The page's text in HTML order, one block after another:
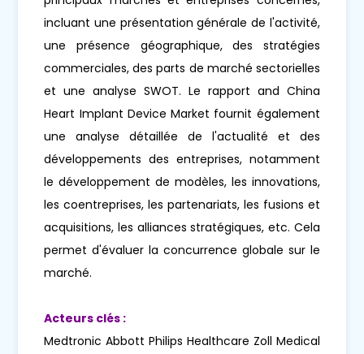
incluant une présentation générale de l'activité,
une présence géographique, des stratégies
commerciales, des parts de marché sectorielles
et une analyse SWOT. Le rapport and China
Heart Implant Device Market fournit également
une analyse détaillée de l'actualité et des
développements des entreprises, notamment
le développement de modèles, les innovations,
les coentreprises, les partenariats, les fusions et
acquisitions, les alliances stratégiques, etc. Cela
permet d'évaluer la concurrence globale sur le
marché.
Acteurs clés :
Medtronic Abbott Philips Healthcare Zoll Medical